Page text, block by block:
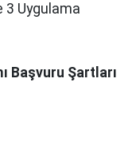
3 Uygulama
Başvuru Şartları